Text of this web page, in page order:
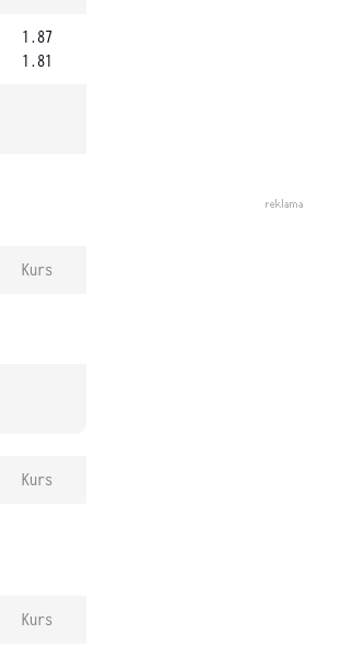
1.87
1.81
Kurs
Kurs
Kurs